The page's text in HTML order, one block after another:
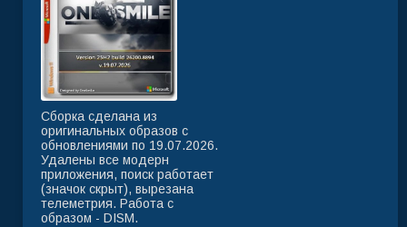
Сборка сделана из
оригинальных образов с
обновлениями по 19.07.2026.
Удалены все модерн
приложения, поиск работает
(значок скрыт), вырезана
телеметрия. Работа с
образом - DISM.